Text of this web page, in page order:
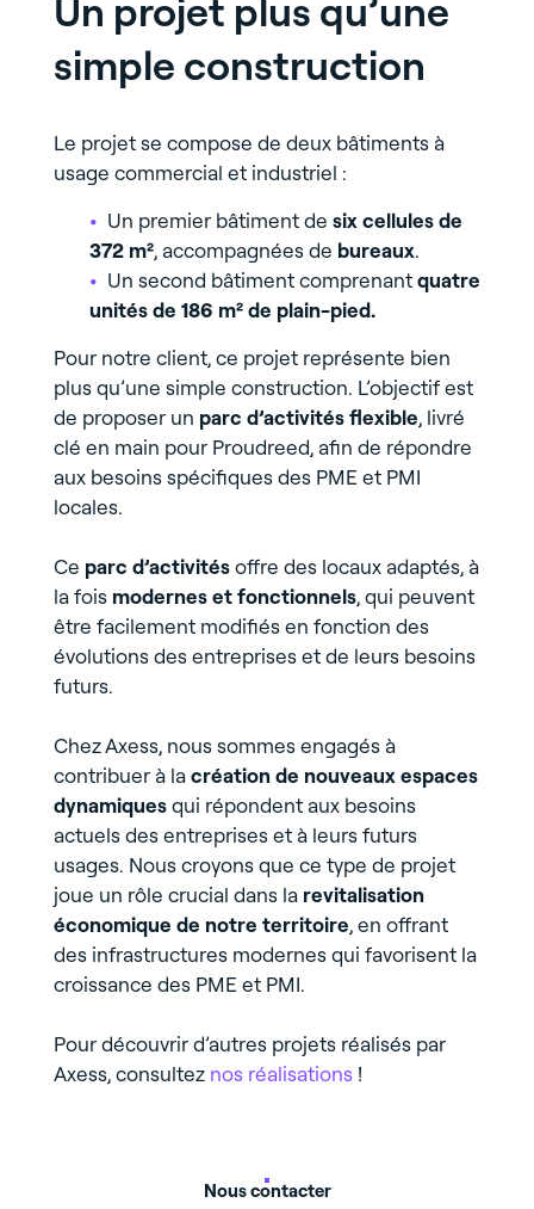
Un projet plus qu’une
simple construction
Le projet se compose de deux bâtiments à
usage commercial et industriel :
Un premier bâtiment de six cellules de
372 m², accompagnées de bureaux.
Un second bâtiment comprenantquatre
unités de 186 m² de plain-pied.
Pour notre client, ce projet représente bien
plus qu’une simple construction. L’objectif est
de proposer un parc d’activités flexible, livré
clé en main pour Proudreed, afin de répondre
aux besoins spécifiques des PME et PMI
locales.
Ce parc d’activitésoffre des locaux adaptés, à
la fois modernes et fonctionnels, qui peuvent
être facilement modifiés en fonction des
évolutions des entreprises et de leurs besoins
futurs.
Chez Axess, nous sommes engagés à
contribuer à lacréation de nouveaux espaces
dynamiquesqui répondent aux besoins
actuels des entreprises et à leurs futurs
usages. Nous croyons que ce type de projet
joue un rôle crucial dans larevitalisation
économique de notre territoire, en offrant
des infrastructures modernes qui favorisent la
croissance des PME et PMI.
Pour découvrir d’autres projets réalisés par
Axess, consultez nos réalisations!
Nous contacter